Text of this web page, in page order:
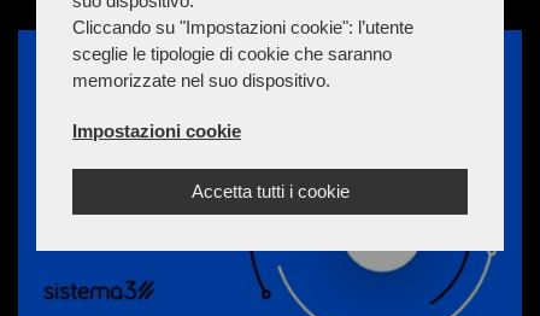
Cliccando su "Impostazioni cookie": l’utente
sceglie le tipologie di cookie che saranno
memorizzate nel suo dispositivo.
Impostazioni cookie
Accetta tutti i cookie